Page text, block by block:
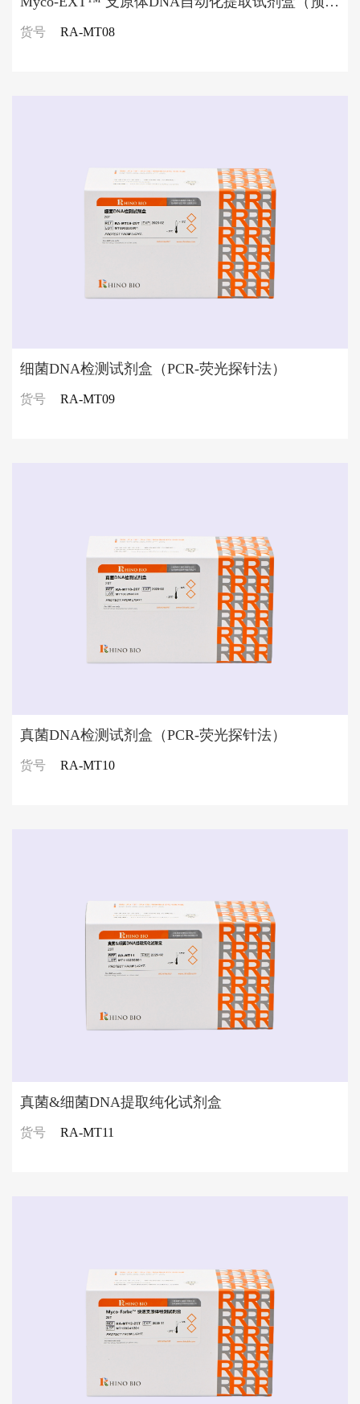
货号 RA-MT08
细菌DNA检测试剂盒（PCR-荧光探针法）
货号 RA-MT09
真菌DNA检测试剂盒（PCR-荧光探针法）
货号 RA-MT10
真菌&细菌DNA提取纯化试剂盒
货号 RA-MT11